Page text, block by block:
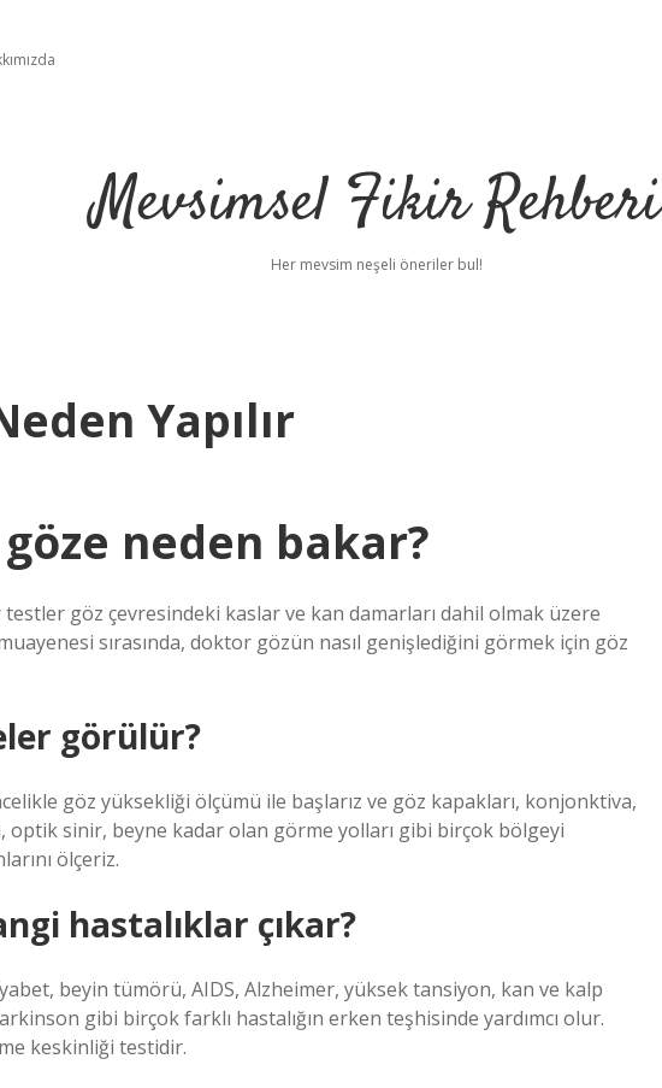
Mevsimsel Fikir Rehberi
Her mevsim neşeli öneriler bul!
Yapılır
neden bakar?
göz çevresindeki kaslar ve kan damarları dahil olmak üzere
sırasında, doktor gözün nasıl genişlediğini görmek için göz
görülür?
göz yüksekliği ölçümü ile başlarız ve göz kapakları, konjonktiva,
sinir, beyne kadar olan görme yolları gibi birçok bölgeyi
ölçeriz.
hastalıklar çıkar?
beyin tümörü, AIDS, Alzheimer, yüksek tansiyon, kan ve kalp
gibi birçok farklı hastalığın erken teşhisinde yardımcı olur.
keskinliği testidir.